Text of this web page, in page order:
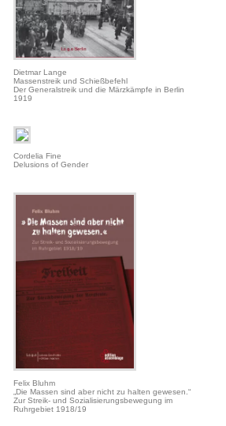
Dietmar Lange
Massenstreik und Schießbefehl
Der Generalstreik und die Märzkämpfe in Berlin
1919
Cordelia Fine
Delusions of Gender
Felix Bluhm
„Die Massen sind aber nicht zu halten gewesen.“
Zur Streik- und Sozialisierungsbewegung im
Ruhrgebiet 1918/19